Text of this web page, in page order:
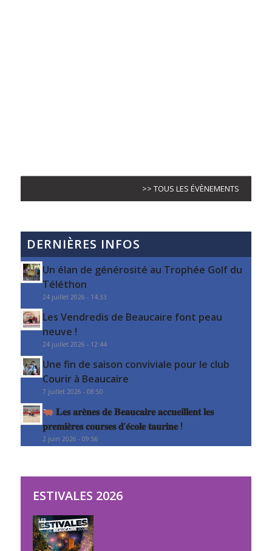
>> TOUS LES ÉVÈNEMENTS
DERNIÈRES INFOS
Un élan de générosité au Trophée Golf du
Téléthon
24 juillet 2026 - 14:33
Les Vendredis de Beaucaire font peau
neuve !
24 juillet 2026 - 12:44
Une fin de saison conviviale pour le club
Courir à Beaucaire
7 juillet 2026 - 08:50
𝐋𝐞𝐬 𝐚𝐫𝐞̀𝐧𝐞𝐬 𝐝𝐞 𝐁𝐞𝐚𝐮𝐜𝐚𝐢𝐫𝐞 𝐚𝐜𝐜𝐮𝐞𝐢𝐥𝐥𝐞𝐧𝐭 𝐥𝐞𝐬
𝐩𝐫𝐞𝐦𝐢𝐞̀𝐫𝐞𝐬 𝐜𝐨𝐮𝐫𝐬𝐞𝐬 𝐝’𝐞́𝐜𝐨𝐥𝐞 𝐭𝐚𝐮𝐫𝐢𝐧𝐞 !
2 juin 2026 - 09:56
ESTIVALES 2026